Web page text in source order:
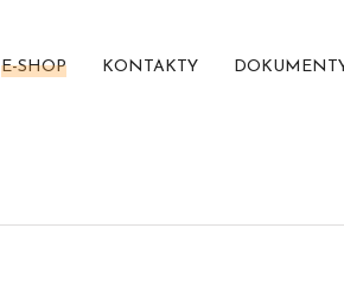
E-SHOP KONTAKTY